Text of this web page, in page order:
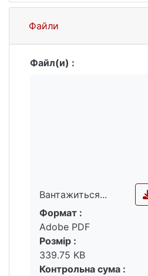
Файли
Файл(и) :
Вантажиться...
Вантажиться...
Формат :
Adobe PDF
Розмір :
339.75 KB
Контрольна сума :